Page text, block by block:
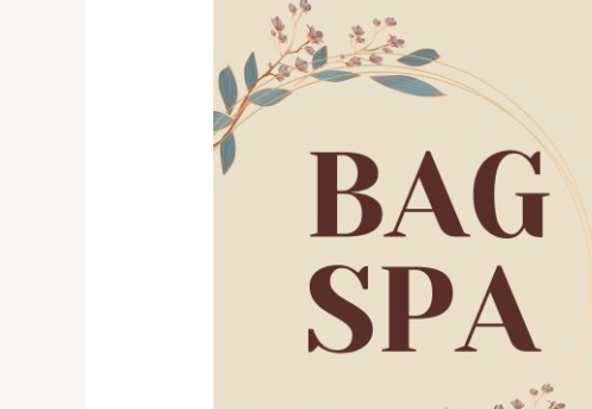
PREMIUM
DI
CENGKARENG
–